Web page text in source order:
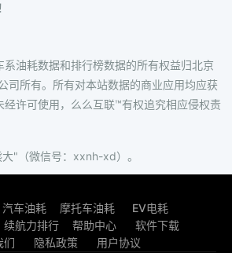
油耗数据和排行榜数据的所有权益归北京
司所有。所有对本站数据的商业应用均应获
许可使用，么么互联™有权追究相应侵权责
"（微信号：xxnh-xd）。
汽车油耗 摩托车油耗
EV电耗
续航力排行 帮助中心
软件下载
们
隐私政策 用户协议